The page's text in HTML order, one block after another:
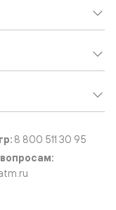
8 800 511 30 95